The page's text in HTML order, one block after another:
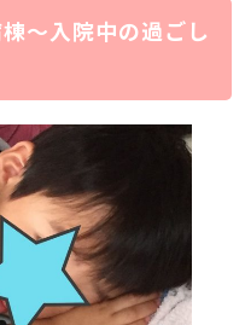
～入院中の過ごし